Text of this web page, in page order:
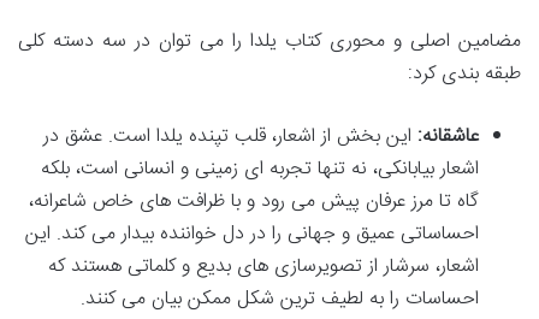
مضامین اصلی و محوری کتاب یلدا را می توان در سه دسته کلی
طبقه بندی کرد:
عاشقانه: این بخش از اشعار، قلب تپنده یلدا است. عشق در
اشعار بیابانکی، نه تنها تجربه ای زمینی و انسانی است، بلکه
گاه تا مرز عرفان پیش می رود و با ظرافت های خاص شاعرانه،
احساساتی عمیق و جهانی را در دل خواننده بیدار می کند. این
اشعار، سرشار از تصویرسازی های بدیع و کلماتی هستند که
احساسات را به لطیف ترین شکل ممکن بیان می کنند.